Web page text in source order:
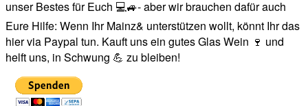
unser Bestes für Euch 💻🚙- aber wir brauchen dafür auch
Eure Hilfe: Wenn Ihr Mainz& unterstützen wollt, könnt Ihr das
hier via Paypal tun. Kauft uns ein gutes Glas Wein 🍷 und
helft uns, in Schwung 💪 zu bleiben!